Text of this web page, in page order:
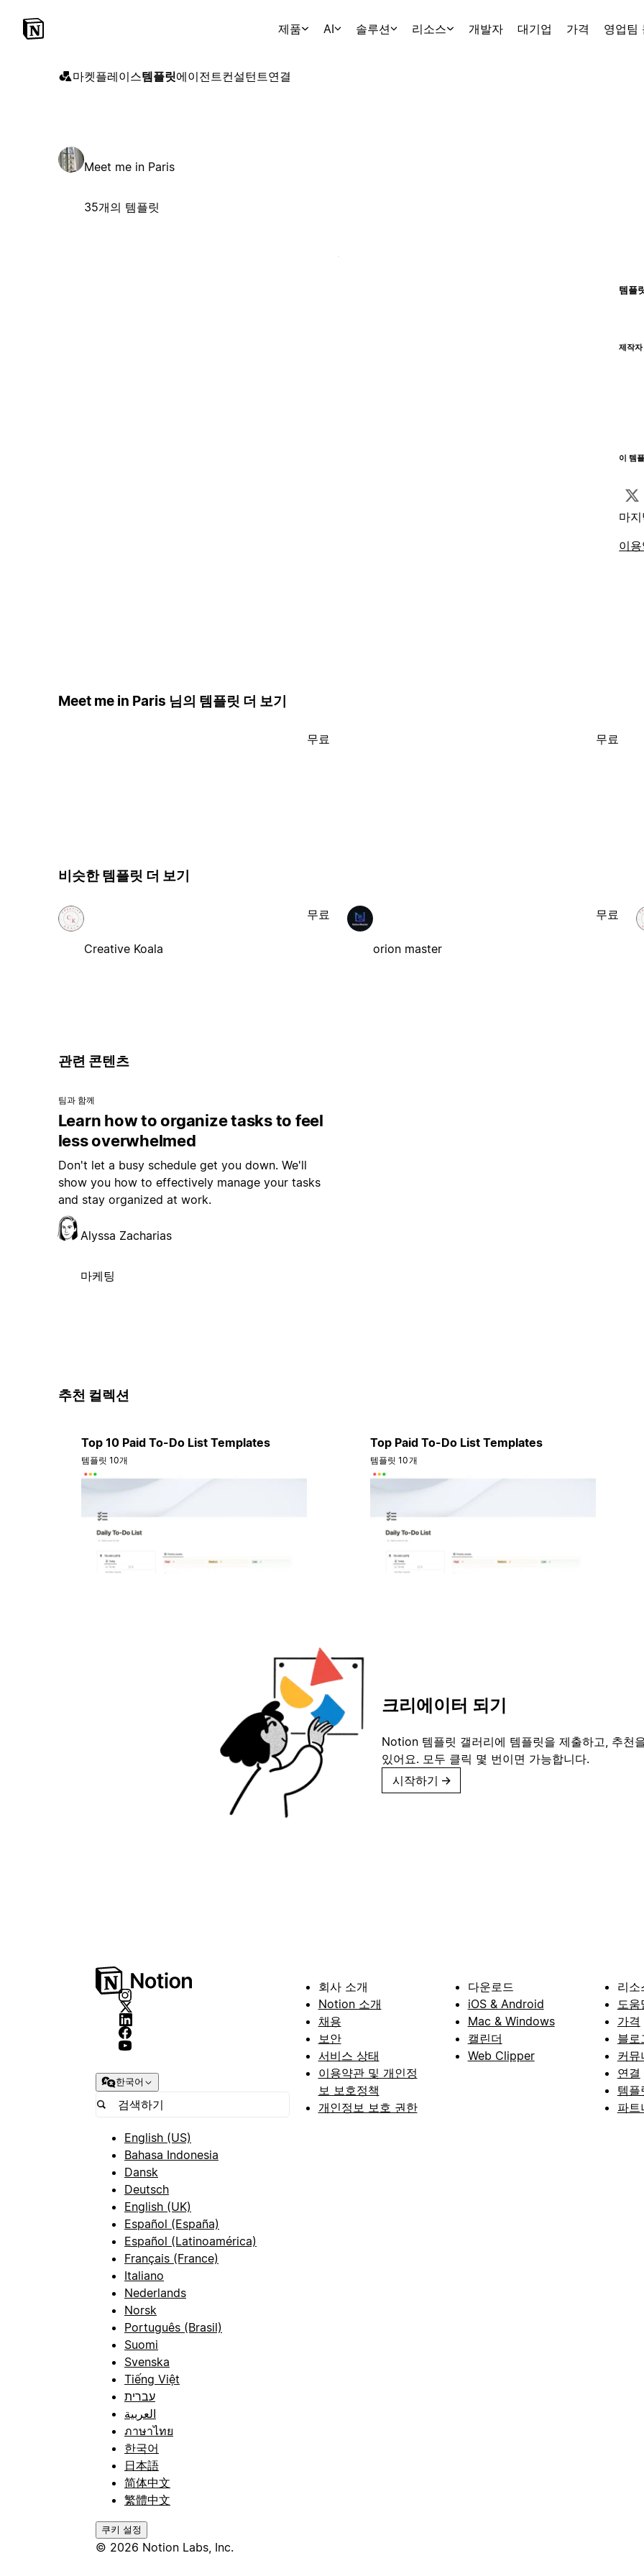
제품 AI 솔루션 리소스 개발자 대기업 가격 영업팀
마켓플레이스템플릿에이전트컨설턴트연결
Meet me in Paris
35개의 템플릿
템플
제작
이 템
마
이
Meet me in Paris 님의 템플릿 더 보기
무료 무료
비슷한 템플릿 더 보기
Creative Koala
무료
orion master
무료
관련 콘텐츠
팀과 함께
Learn how to organize tasks to feel
less overwhelmed
Don't let a busy schedule get you down. We'll
show you how to effectively manage your tasks
and stay organized at work.
Alyssa Zacharias
마케팅
추천 컬렉션
Top 10 Paid To-Do List Templates
템플릿 10개
Top Paid To-Do List Templates
템플릿 10개
크리에이터 되기
Notion 템플릿 갤러리에 템플릿을 제출하고, 추천
있어요. 모두 클릭 몇 번이면 가능합니다.
시작하기 →
한국어
English (US)
Bahasa Indonesia
Dansk
Deutsch
English (UK)
Español (España)
Español (Latinoamérica)
Français (France)
Italiano
Nederlands
Norsk
Português (Brasil)
Suomi
Svenska
Tiếng Việt
עברית
العربية
ภาษาไทย
한국어
日本語
简体中文
繁體中文
쿠키 설정
© 2026 Notion Labs, Inc.
회사 소개
Notion 소개
채용
보안
서비스 상태
이용약관 및 개인정
보 보호정책
개인정보 보호 권한
다운로드
iOS & Android
Mac & Windows
캘린더
Web Clipper
리소
도움
가격
블로
커뮤
연결
템플
파트